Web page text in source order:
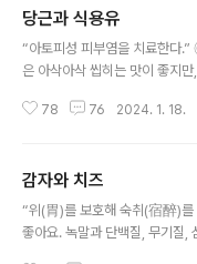
당근과 식용유
“아토피성 피부염을 치료한다
은 아삭아삭 씹히는 맛이 좋지
틴이 식물성 식품 중에서 가장
넣어 조리하면 체내 흡수율이 좋
A는 비교적 열에 강해서 웬만한
으므로, 볶아도 안심이다. 또한
78 76 2024. 1. 18.
감자와 치즈
“위(胃)를 보호해 숙취(宿醉)를
좋아요. 녹말과 단백질, 무기질,